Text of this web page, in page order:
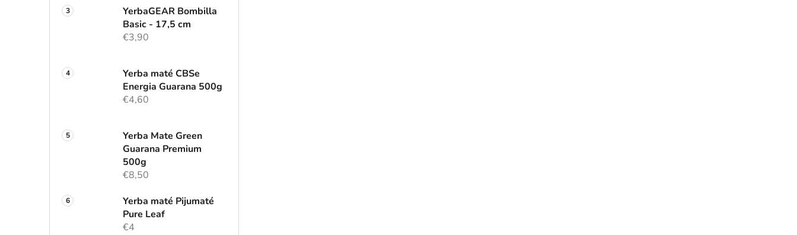
YerbaGEAR Bombilla
Basic - 17,5 cm
€3,90
Yerba maté CBSe
Energia Guarana 500g
€4,60
Yerba Mate Green
Guarana Premium
500g
€8,50
Yerba maté Pijumaté
Pure Leaf
€4